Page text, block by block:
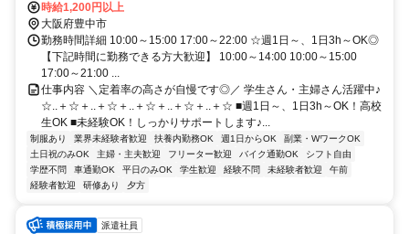
時給1,200円以上
大阪府豊中市
勤務時間詳細 10:00～15:00 17:00～22:00 ☆週1日～、1日3h～OK◎
【下記時間に勤務できる方大歓迎】 10:00～14:00 10:00～15:00
17:00～21:00 ...
仕事内容 ＼定着率の高さが自慢です◎／ 学生さん・主婦さん活躍中♪
☆..＋☆＋..＋☆＋..＋☆＋..＋☆＋..＋☆ ■週1日～、1日3h～OK！高校
生OK ■未経験OK！しっかりサポートします♪...
制服あり 業界未経験者歓迎 扶養内勤務OK 週1日からOK
副業・WワークOK
土日祝のみOK
主婦・主夫歓迎 フリーター歓迎 バイク通勤OK
シフト自由
学歴不問
車通勤OK 平日のみOK 学生歓迎 経験不問 未経験者歓迎
午前
経験者歓迎
研修あり 夕方
派遣社員